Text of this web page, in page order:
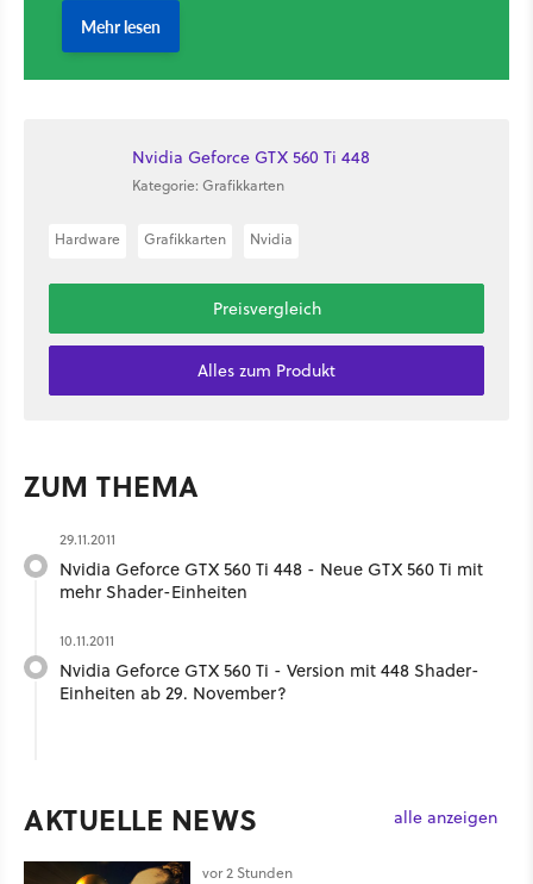
Nvidia Geforce GTX 560 Ti 448
Kategorie: Grafikkarten
Hardware Grafikkarten Nvidia
Preisvergleich
Alles zum Produkt
ZUM THEMA
29.11.2011
Nvidia Geforce GTX 560 Ti 448 - Neue GTX 560 Ti mit
mehr Shader-Einheiten
10.11.2011
Nvidia Geforce GTX 560 Ti - Version mit 448 Shader-
Einheiten ab 29. November?
AKTUELLE NEWS alle anzeigen
vor 2 Stunden